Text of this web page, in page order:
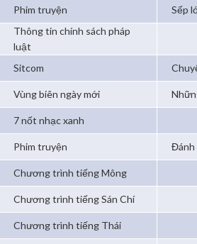
Phim truyện Sếp
Thông tin chính sách pháp
luật
Sitcom
Vùng biên ngày mới
7 nốt nhạc xanh
Phim truyện Đánh
Chương trình tiếng Mông
Chương trình tiếng Sán Chí
Chương trình tiếng Thái